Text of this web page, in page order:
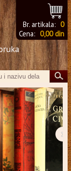
Br. artikala: 0
Cena: 0,00 din
›